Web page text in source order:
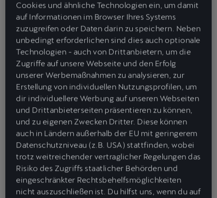
Mit der Weltpremiere des CUPRA Tindaya Showcars verfolgen wir
ein einziges Ziel – die Emotionen auf einen Höhepunkt zu treiben.
Interim-CUPRA-CEO Markus Haupt erklärt: „Unser Fokus liegt
immer auf der Emotion des Fahrens. Wir glauben an unseren Tribe,
an die Fahrer. Unsere Autos sind so gestaltet, dass sie sich darin voll
und ganz ausdrücken können.“
Benannt nach einem Vulkanberg auf Fuerteventura spiegelt sich
die rohe, ungeschliffene Kraft dieses Berges in jedem Detail des
CUPRA Tindaya wider. Seine außergewöhnliche, matte Lackierung
wechselt von einem tiefen Metallicgrau zu einem sanften Beige –
inspiriert von den Farbtönen des Atlantiks und des Berges selbst.
Auch das Fahrzeugdesign selbst folgt einer mindestens ebenso
unkonventionellen Inspiration: der des menschlichen Körpers. Ein
zentrales strukturelles Rückgrat trägt zwei abnehmbare
Dachpaneele und einen funktionalen Dachgepäckträger – wie ein
Skelett, das unter der Haut sichtbar wird.
Cookies und ähnliche Technologien ein, um damit
auf Informationen im Browser Ihres Systems
zuzugreifen oder Daten darin zu speichern. Neben
unbedingt erforderlichen sind dies auch optionale
Technologien - auch von Drittanbietern, um die
Zugriffe auf unsere Webseite und den Erfolg
unserer Werbemaßnahmen zu analysieren, zur
Erstellung von individuellen Nutzungsprofilen, um
dir individuellere Werbung auf unseren Webseiten
und Drittanbieterseiten präsentieren zu können,
und zu eigenen Zwecken Dritter. Diese können
auch in Ländern außerhalb der EU mit geringerem
Datenschutzniveau (z.B. USA) stattfinden, wobei
trotz weitreichender vertraglicher Regelungen das
Risiko des Zugriffs staatlicher Behörden und
eingeschränkter Rechtsbehelfsmöglichkeiten
nicht auszuschließen ist. Du hilfst uns, wenn du auf